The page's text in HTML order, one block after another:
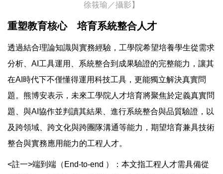
徐筱瑜／攝影】
重塑教育核心 培育系統整合人才
透過結合理論知識與實務經驗，工學院希望培養學生從需求
分析、AI工具運用、系統整合到成果驗證的完整能力，讓其
在AI時代下不僅懂得運用科技工具，更能獨立解決真實問
題。熊博安表示，未來工學院人才培育將聚焦於定義真實問
題、與AI協作並判讀其結果、進行系統整合與品質驗證，以
及跨領域、跨文化與跨團隊溝通等能力，期望培育兼具技術
整合與實務應用能力的工程人才。
<註一>端到端（End-to-end ）：本文指工程人才需具備從